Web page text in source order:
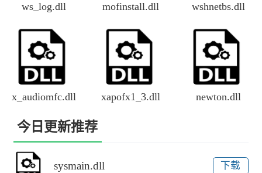
ws_log.dll mofinstall.dll wshnetbs.dll
x_audiomfc.dll xapofx1_3.dll newton.dll
今日更新推荐
sysmain.dll 下载